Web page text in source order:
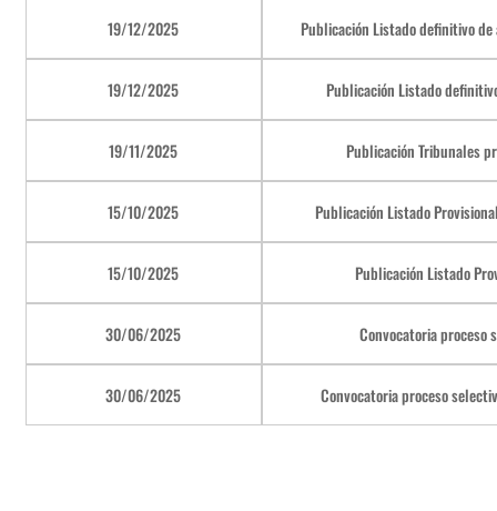
19/12/2025
19/12/2025
19/11/2025
15/10/2025
15/10/2025
30/06/2025
30/06/2025
Publicación Listado definitivo de
Publicación Listado
Publicación Tribunales
Publicación Listado
Publicación Listado
Convocatoria proceso
Convocatoria proceso